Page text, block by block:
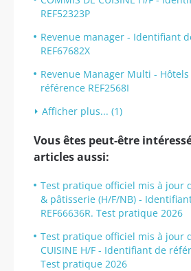
REF52323P
Revenue manager - Identifiant
REF67682X
Revenue Manager Multi -
référence REF2568I
Afficher plus... (1)
Vous êtes peut-être
articles aussi:
Test pratique officiel mis à jour
& pâtisserie (H/F/NB) -
REF66636R. Test pratique 2026
Test pratique officiel mis à jour
CUISINE H/F - Identifiant de
Test pratique 2026